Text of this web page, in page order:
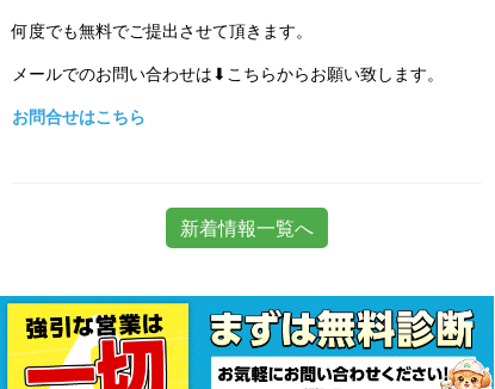
何度でも無料でご提出させて頂きます。
メールでのお問い合わせは⬇こちらからお願い致します。
お問合せはこちら
新着情報一覧へ